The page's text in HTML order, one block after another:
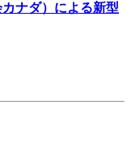
ナダ）による新型